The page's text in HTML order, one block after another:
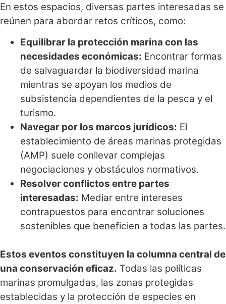
En estos espacios, diversas partes interesadas se
reúnen para abordar retos críticos, como:
Equilibrar la protección marina con las
necesidades económicas: Encontrar formas
de salvaguardar la biodiversidad marina
mientras se apoyan los medios de
subsistencia dependientes de la pesca y el
turismo.
Navegar por los marcos jurídicos: El
establecimiento de áreas marinas protegidas
(AMP) suele conllevar complejas
negociaciones y obstáculos normativos.
Resolver conflictos entre partes
interesadas: Mediar entre intereses
contrapuestos para encontrar soluciones
sostenibles que beneficien a todas las partes.
Estos eventos constituyen la columna central de
una conservación eficaz. Todas las políticas
marinas promulgadas, las zonas protegidas
establecidas y la protección de especies en